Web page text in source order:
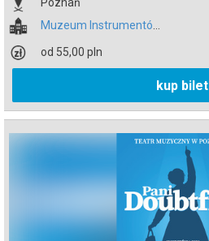
od 55,00 pln
kup bilet